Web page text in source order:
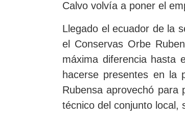
Calvo volvía a poner el
Llegado el ecuador de la
el Conservas Orbe
máxima diferencia hasta
hacerse presentes en la
Rubensa aprovechó
técnico del conjunto local,